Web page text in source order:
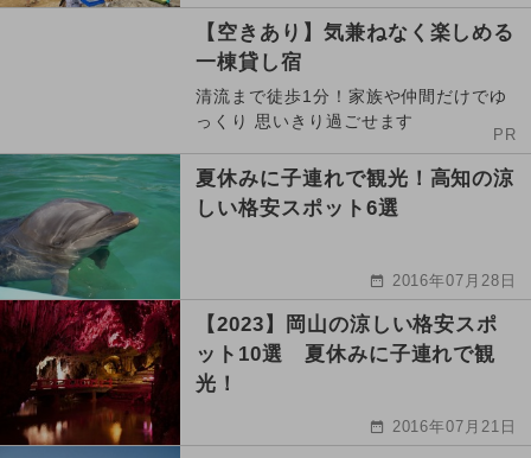
【空きあり】気兼ねなく楽しめる
一棟貸し宿
清流まで徒歩1分！家族や仲間だけでゆ
っくり 思いきり過ごせます
PR
夏休みに子連れで観光！高知の涼
しい格安スポット6選
2016年07月28日
【2023】岡山の涼しい格安スポ
ット10選 夏休みに子連れで観
光！
2016年07月21日